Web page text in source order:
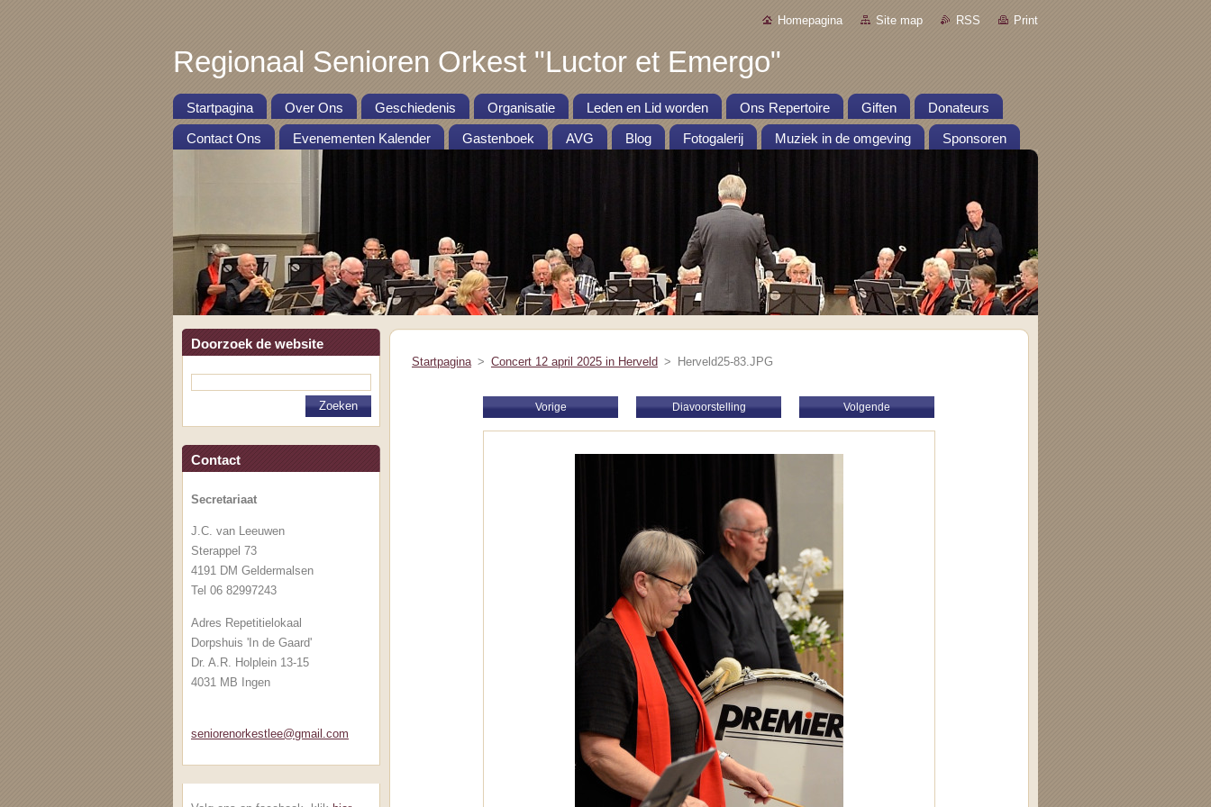
Homepagina Site map RSS Print
Regionaal Senioren Orkest "Luctor et Emergo"
Startpagina Over Ons Geschiedenis Organisatie Leden en Lid worden Ons Repertoire Giften Donateurs
Contact Ons Evenementen Kalender Gastenboek AVG Blog Fotogalerij Muziek in de omgeving Sponsoren
Doorzoek de website
Contact
Secretariaat
J.C. van Leeuwen
Sterappel 73
4191 DM Geldermalsen
Tel 06 82997243
Adres Repetitielokaal
Dorpshuis 'In de Gaard'
Dr. A.R. Holplein 13-15
4031 MB Ingen
seniorenorkestlee@gmail. com
Startpagina > Concert 12 april 2025 in Herveld > Herveld25-83.JPG
Vorige Diavoorstelling Volgende